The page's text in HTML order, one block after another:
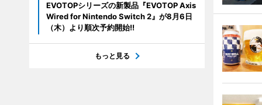
EVOTOPシリーズの新製品『EVOTOP Axis
Wired for Nintendo Switch 2』が8月6日
（木）より順次予約開始!!
もっと見る